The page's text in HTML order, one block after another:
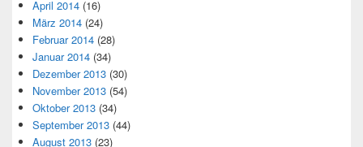
April 2014 (16)
März 2014 (24)
Februar 2014 (28)
Januar 2014 (34)
Dezember 2013 (30)
November 2013 (54)
Oktober 2013 (34)
September 2013 (44)
August 2013 (23)